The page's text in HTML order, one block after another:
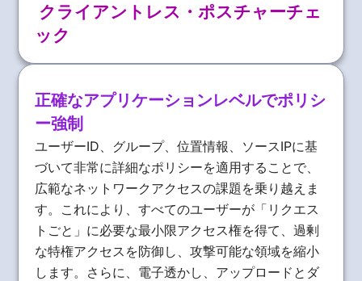
クライアントレス・ポスチャーチェ
ック
正確なアプリケーションレベルでポリシ
ー強制
ユーザーID、グループ、位置情報、ソースIPに基
づいて非常に詳細なポリシーを適用することで、
広範なネットワークアクセスの課題を乗り越えま
す。これにより、すべてのユーザーが「リクエス
トごと」に必要な最小限アクセス権を得て、過剰
な特権アクセスを防御し、攻撃可能な領域を縮小
します。さらに、電子透かし、アップロードとダ